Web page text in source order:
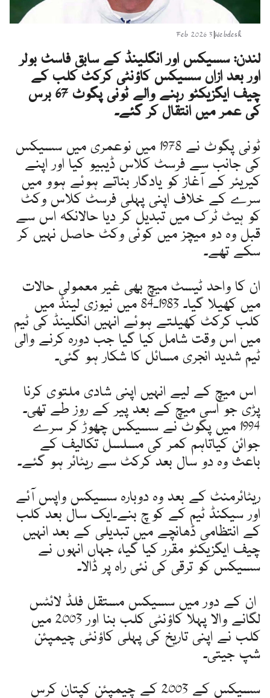
Webdesk
|
3 Feb 2026
لندن: سسیکس اور انگلینڈ کے سابق فاسٹ بولر
اور بعد ازاں سسیکس کاؤنٹی کرکٹ کلب کے
چیف ایگزیکٹو رہنے والے ٹونی پگوٹ 67 برس
کی عمر میں انتقال کر گئے۔
ٹونی پگوٹ نے 1978 میں نوعمری میں سسیکس
کی جانب سے فرسٹ کلاس ڈیبیو کیا اور اپنے
کیریئر کے آغاز کو یادگار بناتے ہوئے ہوو میں
سرے کے خلاف اپنی پہلی فرسٹ کلاس وکٹ
کو ہیٹ ٹرک میں تبدیل کر دیا حالانکہ اس سے
قبل وہ دو میچز میں کوئی وکٹ حاصل نہیں کر
سکے تھے۔
ان کا واحد ٹیسٹ میچ بھی غیر معمولی حالات
میں کھیلا گیا۔ 1983ـ84 میں نیوزی لینڈ میں
کلب کرکٹ کھیلتے ہوئے انہیں انگلینڈ کی ٹیم
میں اس وقت شامل کیا گیا جب دورہ کرنے والی
ٹیم شدید انجری مسائل کا شکار ہو گئی۔
اس میچ کے لیے انہیں اپنی شادی ملتوی کرنا
پڑی جو اسی میچ کے بعد پیر کے روز طے تھی۔
1994 میں پگوٹ نے سسیکس چھوڑ کر سرے
جوائن کیاتاہم کمر کی مسلسل تکالیف کے
باعث وہ دو سال بعد کرکٹ سے ریٹائر ہو گئے۔
ریٹائرمنٹ کے بعد وہ دوبارہ سسیکس واپس آئے
اور سیکنڈ ٹیم کے کوچ بنے۔ایک سال بعد کلب
کے انتظامی ڈھانچے میں تبدیلی کے بعد انہیں
چیف ایگزیکٹو مقرر کیا گیا، جہاں انہوں نے
سسیکس کو ترقی کی نئی راہ پر ڈالا۔
ان کے دور میں سسیکس مستقل فلڈ لائٹس
لگانے والا پہلا کاؤنٹی کلب بنا اور 2003 میں
کلب نے اپنی تاریخ کی پہلی کاؤنٹی چیمپئن
شپ جیتی۔
سسیکس کے 2003 کے چیمپئن کپتان کرس